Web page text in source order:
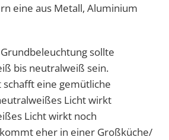
eine aus Metall, Aluminium
sollte
bis neutralweiß sein.
eine gemütliche
Licht wirkt
Licht wirkt noch
eher in einer Großküche/